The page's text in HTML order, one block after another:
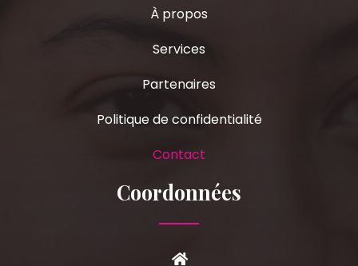
À propos
Services
Partenaires
Politique de confidentialité
Contact
Coordonnées